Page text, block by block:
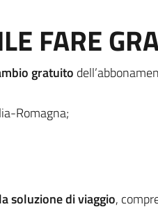
FARE
gratuito
Romagna;
soluzione di viaggio,